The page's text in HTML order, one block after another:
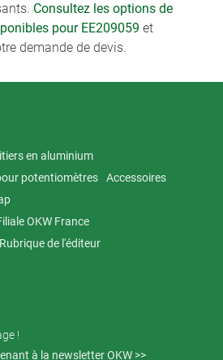
Consultez les options de
pour EE209059 et
demande de devis.
en aluminium
potentiomètres
Accessoires
OKW France
Rubrique de l'éditeur
!
à la newsletter OKW >>